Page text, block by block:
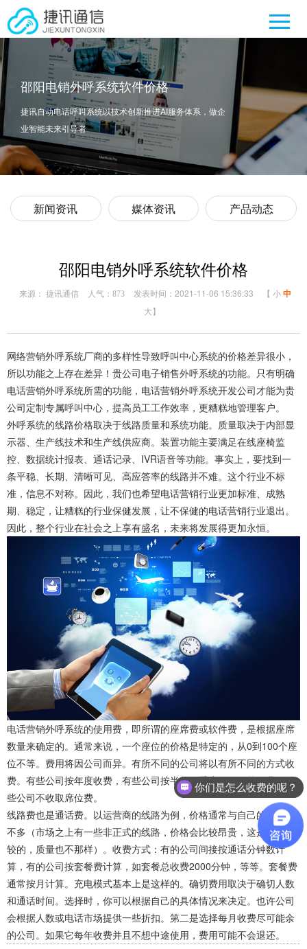
邵阳电销外呼系统软件价格
捷讯自动电话呼叫系统以技术创新推进AI服务体系，做企
业智能未来引导者
新闻资讯 媒体资讯 产品动态
邵阳电销外呼系统软件价格
来源： 捷讯通信 人气： 873 发表时间：2021-11-06 15:36:33 【 小中
大】
网络营销外呼系统厂商的多样性导致呼叫中心系统的价格差异很小，
所以功能之上存在差异！贵公司电子销售外呼系统的功能。只有明确
电话营销外呼系统所需的功能，电话营销外呼系统开发公司才能为贵
公司定制专属呼叫中心，提高员工工作效率，更糟糕地管理客户。
外呼系统的线路价格取决于线路质量和系统功能。质量取决于内部显
示器、生产线技术和生产线供应商。装置功能主要满足在线座椅监
控、数据统计报表、通话记录、IVR语音等功能。事实上，要找到一
条平稳、长期、清晰可见、高应答率的线路并不难。这个行业不标
准，信息不对称。因此，我们也希望电话营销行业更加标准、成熟
期、稳定，让糟糕的行业保健发展，让不保健的电话营销行业退出。
因此，整个行业在社会之上享有盛名，未来将发展得更加永恒。
电话营销外呼系统的使用费，即所谓的座席费或软件费，是根据座席
数量来确定的。通常来说，一个座位的价格是特定的，从0到100个座
位不等。费用将因公司而异。有所不同的公司将以有所不同的方式收
费。有些公司按年度收费，有些公司按半年、季度、月份等收费，有
些公司不收取席位费。
线路费也是通话费。以运营商的线路为例，价格通常与自己的手机差
不多（市场之上有一些非正式的线路，价格会比较昂贵，这是无法比
较的，质量也不那样）。收费方式：有的公司间接按通话分钟数计
算，有的公司按套餐费计算，如套餐总收费2000分钟，等等。套餐费
通常按月计算。充电模式基本上是这样的。确切费用取决于确切人数
和通话时间。选择时，你可以根据自己的具体情况来决定。也许公司
会根据人数或电话市场提供一些折扣。第二是选择每月收费尽可能余
的公司。如果它每年收费并且不想中途使用，费用可能不会退还。
你们是怎么收费的呢？